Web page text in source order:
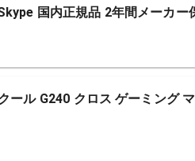
国内正規品 2年間メーカー
ール G240 クロス ゲーミング